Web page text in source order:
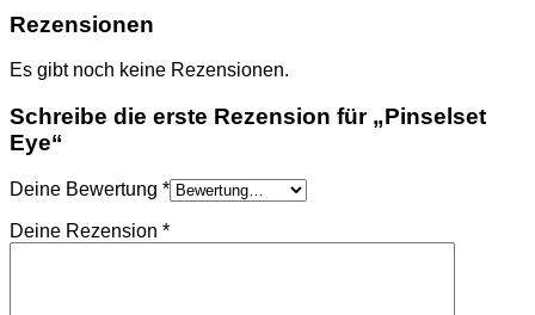
Rezensionen
Es gibt noch keine Rezensionen.
Schreibe die erste Rezension für „Pinselset
Eye“
Deine Bewertung *
Deine Rezension *